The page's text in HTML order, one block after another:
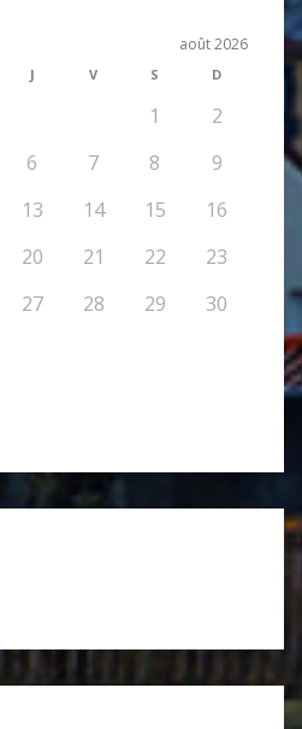
août 2026
J V S D
1
2
6 7 8
9
13 14 15
16
20 21 22
23
27 28 29
30